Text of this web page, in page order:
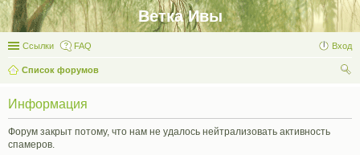
Ветка Ивы
Ссылки FAQ Вход
Список форумов
Информация
Форум закрыт потому, что нам не удалось нейтрализовать активность
спамеров.